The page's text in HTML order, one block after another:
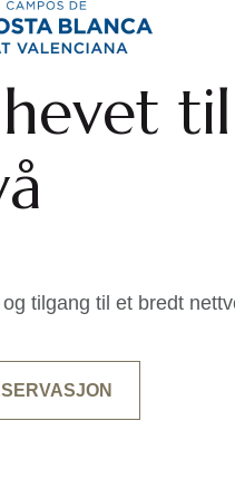
tilgang til et bredt